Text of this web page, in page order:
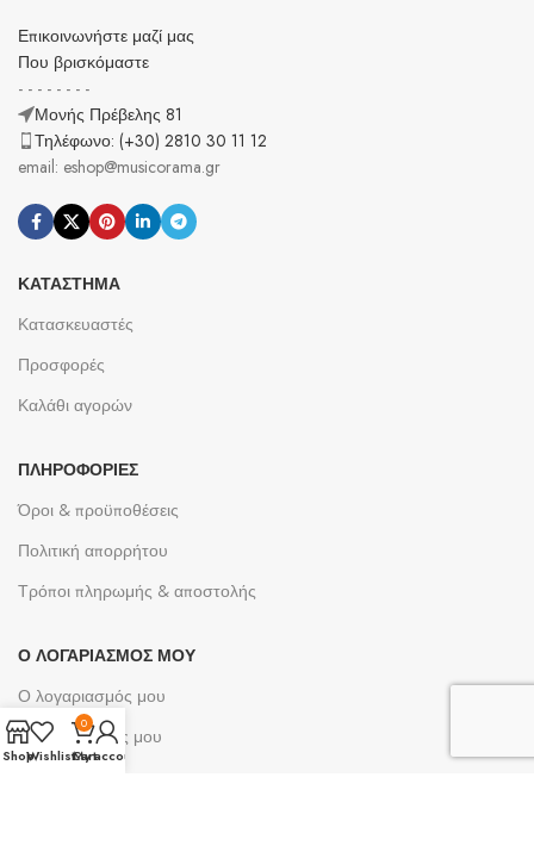
Επικοινωνήστε μαζί μας
Που βρισκόμαστε
- - - - - - - -
Μονής Πρέβελης 81
Τηλέφωνο: (+30) 2810 30 11 12
email: eshop@musicorama.gr
ΚΑΤΆΣΤΗΜΑ
Κατασκευαστές
Προσφορές
Καλάθι αγορών
ΠΛΗΡΟΦΟΡΊΕΣ
Όροι & προϋποθέσεις
Πολιτική απορρήτου
Τρόποι πληρωμής & αποστολής
Ο ΛΟΓΑΡΙΑΣΜΌΣ ΜΟΥ
Ο λογαριασμός μου
Οι παραγγελίες μου
ShopWishlist
0
Cart
My account